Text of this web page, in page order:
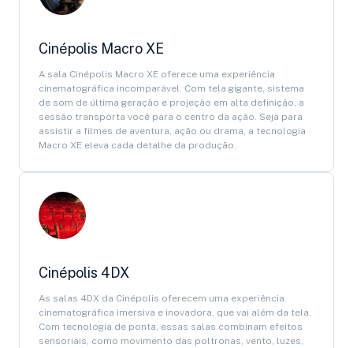
Cinépolis Macro XE
A sala Cinépolis Macro XE oferece uma experiência
cinematográfica incomparável. Com tela gigante, sistema
de som de última geração e projeção em alta definição, a
sessão transporta você para o centro da ação. Seja para
assistir a filmes de aventura, ação ou drama, a tecnologia
Macro XE eleva cada detalhe da produção.
Cinépolis 4DX
As salas 4DX da Cinépolis oferecem uma experiência
cinematográfica imersiva e inovadora, que vai além da tela.
Com tecnologia de ponta, essas salas combinam efeitos
sensoriais, como movimento das poltronas, vento, luzes,